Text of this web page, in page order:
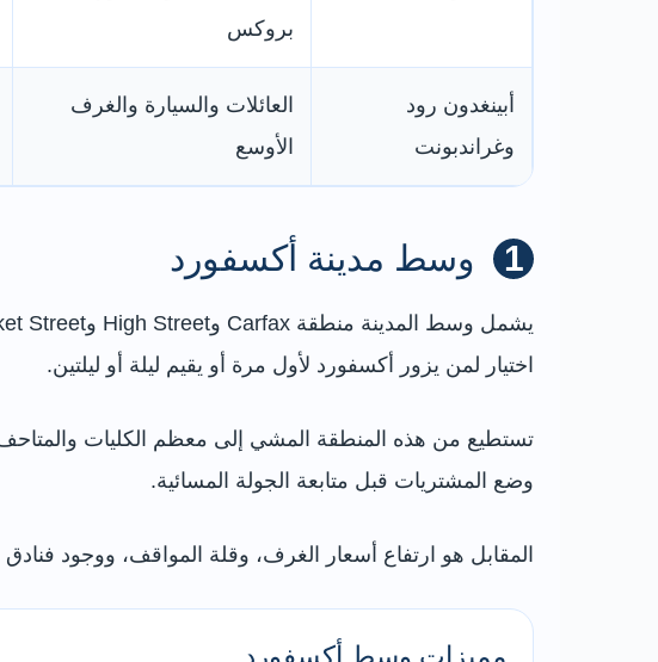
بروكس
أبينغدون رود
وغراندبونت
العائلات والسيارة والغرف
الأوسع
1 وسط مدينة أكسفورد
اختيار لمن يزور أكسفورد لأول مرة أو يقيم ليلة أو ليلتين.
تستطيع من هذه المنطقة المشي إلى معظم الكليات والمتاحف
وضع المشتريات قبل متابعة الجولة المسائية.
المقابل هو ارتفاع أسعار الغرف، وقلة المواقف، ووجود